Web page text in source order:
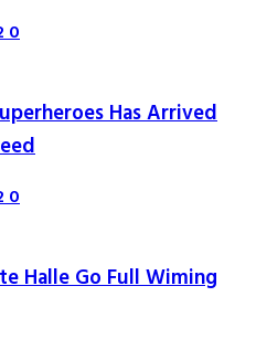
0
Has Arrived
0
Halle Go Full Wiming